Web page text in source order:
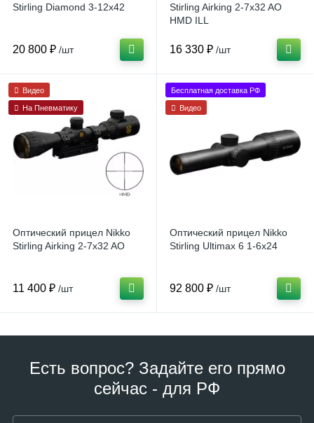
Stirling Diamond 3-12x42
20 800 ₽ /шт
Stirling Airking 2-7x32 AO
HMD ILL
16 330 ₽ /шт
Видео
На Пневматику
Оптический прицел Nikko
Stirling Airking 2-7x32 AO
11 400 ₽ /шт
Бесплатная доставка РФ
Видео
Оптический прицел Nikko
Stirling Ultimax 6 1-6x24
92 800 ₽ /шт
Есть вопрос? Задайте его прямо
сейчас - для РФ